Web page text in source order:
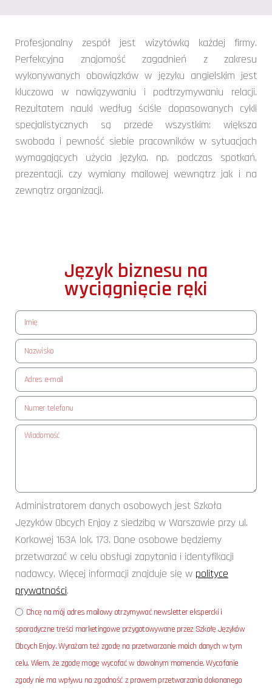
Profesjonalny zespół jest wizytówką każdej firmy.
Perfekcyjna znajomość zagadnień z zakresu
wykonywanych obowiązków w języku angielskim jest
kluczowa w nawiązywaniu i podtrzymywaniu relacji.
Rezultatem nauki według ściśle dopasowanych cykli
specjalistycznych są przede wszystkim: większa
swoboda i pewność siebie pracowników w sytuacjach
wymagających użycia języka, np. podczas spotkań,
prezentacji, czy wymiany mailowej wewnątrz jak i na
zewnątrz organizacji.
Język biznesu na
wyciągnięcie ręki
Administratorem danych osobowych jest Szkoła
Języków Obcych Enjoy z siedzibą w Warszawie przy ul.
Korkowej 163A lok. 173. Dane osobowe będziemy
przetwarzać w celu obsługi zapytania i identyfikacji
nadawcy. Więcej informacji znajduje się w polityce
prywatności.
Chcę na mój adres mailowy otrzymywać newsletter ekspercki i
sporadyczne treści marketingowe przygotowywane przez Szkołę Języków
Obcych Enjoy. Wyrażam też zgodę na przetwarzanie moich danych w tym
celu. Wiem, że zgodę mogę wycofać w dowolnym momencie. Wycofanie
zgody nie ma wpływu na zgodność z prawem przetwarzania dokonanego